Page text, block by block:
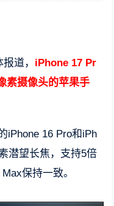
道， iPhone 17 Pr
素摄像头的苹果手
iPhone 16 Pro和iPh
潜望长焦，支持5倍
保持一致。